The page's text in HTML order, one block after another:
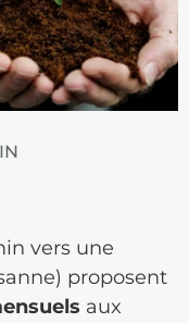
vers une
proposent
aux